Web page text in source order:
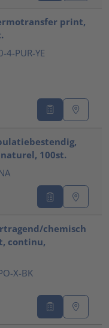
print,
4-PUR-YE
100st.
chemisch
continu,
X-BK